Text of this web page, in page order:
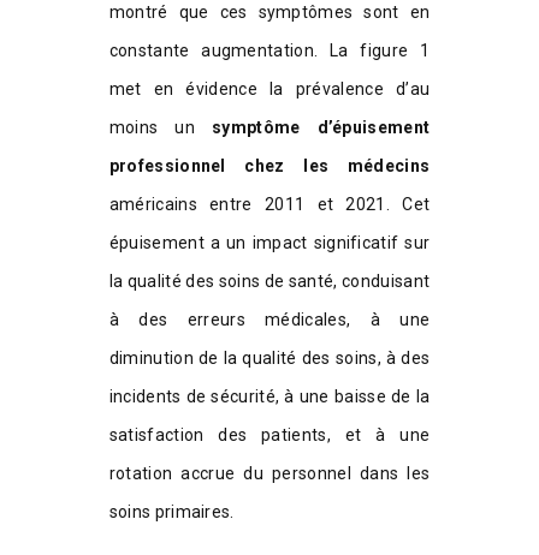
montré que ces symptômes sont en
constante augmentation. La figure 1
met en évidence la prévalence d’au
moins un symptôme d’épuisement
professionnel chez les médecins
américains entre 2011 et 2021. Cet
épuisement a un impact significatif sur
la qualité des soins de santé, conduisant
à des erreurs médicales, à une
diminution de la qualité des soins, à des
incidents de sécurité, à une baisse de la
satisfaction des patients, et à une
rotation accrue du personnel dans les
soins primaires.